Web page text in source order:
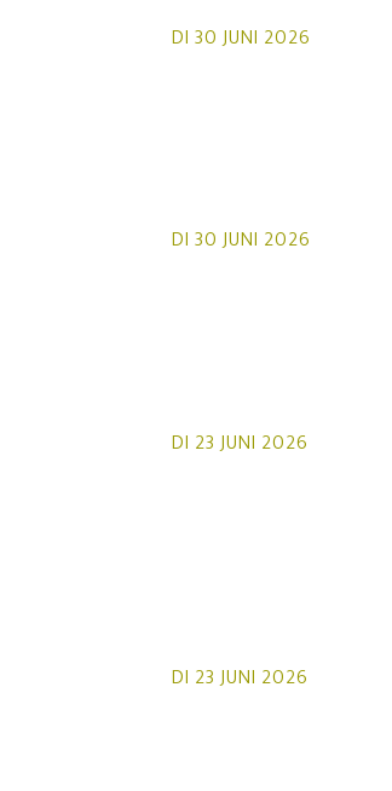
DI 30 JUNI 2026
DI 30 JUNI 2026
DI 23 JUNI 2026
DI 23 JUNI 2026